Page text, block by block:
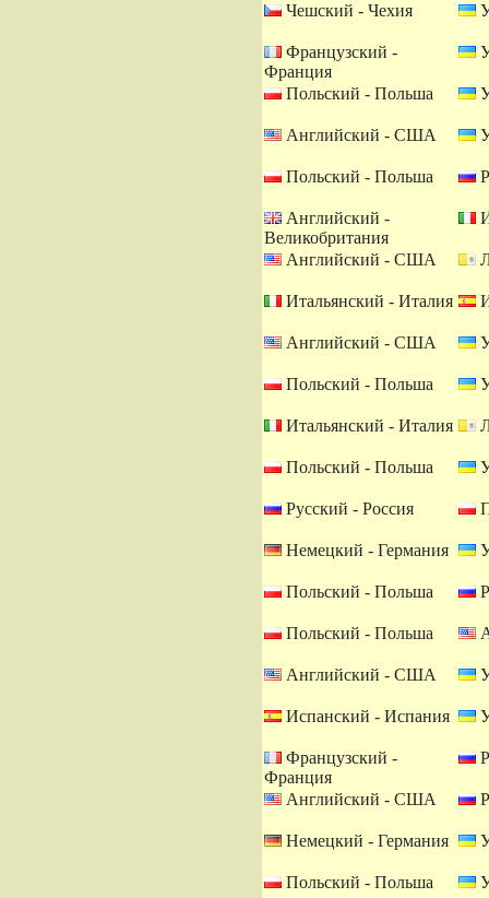
Чешский - Чехия
Французский -
Франция
Польский - Польша
Английский - США
Польский - Польша
Английский -
Великобритания
Английский - США
Итальянский - Италия
Английский - США
Польский - Польша
Итальянский - Италия
Польский - Польша
Русский - Россия
Немецкий - Германия
Польский - Польша
Польский - Польша
Английский - США
Испанский - Испания
Французский -
Франция
Английский - США
Немецкий - Германия
Польский - Польша